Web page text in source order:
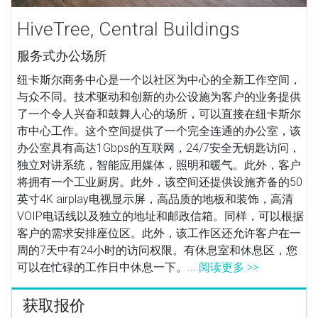
HiveTree, Central Buildings
服务式办公场所
纽卡斯尔商务中心是一个以社区为中心的全新工作空间，
与众不同。技术驱动和创新的办公设施为客户的业务提供
了一个令人兴奋和鼓舞人心的场所，可以直接在纽卡斯尔
市中心工作。这个空间提供了一个完全连通的办公室，该
办公室具有高达1Gbps的互联网，24/7安全无钥匙访问，
独立对讲系统，智能应用媒体，照明和暖气。此外，客户
将拥有一个工业厨房。此外，该空间还提供设施齐备的50
英寸4K airplay电视显示屏，高品质的地板和装饰，高清
VOIP电话线以及独立的地址和邮政信箱。同样，可以根据
客户的需求安排座位区。此外，该工作区还允许客户在一
周的7天中有24小时的访问权限。有休息室和休息区，您
可以在忙碌的工作日中休息一下。... 阅读更多 >>
获取报价